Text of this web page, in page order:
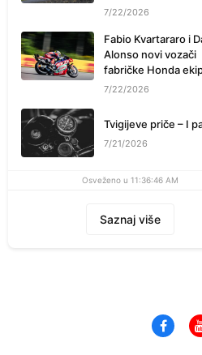
7/22/2026
Fabio Kvartararo i
Alonso novi vozači
fabričke Honda
7/22/2026
Tvigijeve priče – I
7/21/2026
Osveženo u 11:36:46 AM
Saznaj više